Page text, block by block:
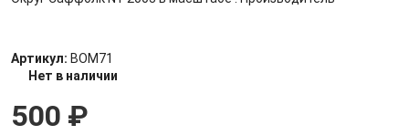
Артикул: BOM71
Нет в наличии
500 ₽